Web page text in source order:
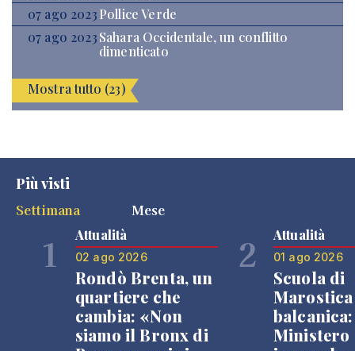
07 ago 2023Pollice Verde
07 ago 2023Sahara Occidentale, un conflitto
dimenticato
Mostra tutto (23)
Più visti
Settimana
Mese
1 Attualità
02 ago 2026
Rondò Brenta, un
quartiere che
cambia: «Non
siamo il Bronx di
2 Attualità
01 ago 2026
Scuola di
Ministero